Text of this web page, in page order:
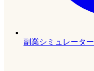
副業シミュレーター